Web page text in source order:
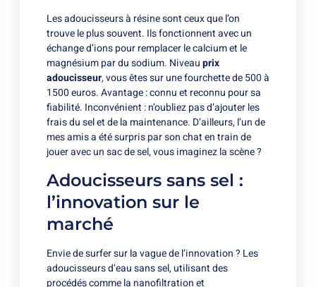
Les adoucisseurs à résine sont ceux que l’on
trouve le plus souvent. Ils fonctionnent avec un
échange d’ions pour remplacer le calcium et le
magnésium par du sodium. Niveauprix
adoucisseur, vous êtes sur une fourchette de 500 à
1500 euros. Avantage : connu et reconnu pour sa
fiabilité. Inconvénient : n’oubliez pas d’ajouter les
frais du sel et de la maintenance. D’ailleurs, l’un de
mes amis a été surpris par son chat en train de
jouer avec un sac de sel, vous imaginez la scène ?
Adoucisseurs sans sel :
l’innovation sur le
marché
Envie de surfer sur la vague de l’innovation ? Les
adoucisseurs d’eau sans sel, utilisant des
procédés comme la nanofiltration et